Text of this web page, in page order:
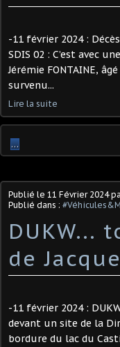
-11 février 2024 :
SDIS 02 : C’est avec
Jérémie FONTAINE,
survenu...
Lire la suite
…
Publié le 11 Février 2024
Publié dans :
DUKW...
de
-11 février 2024 :
devant un site de la
bordure du lac du